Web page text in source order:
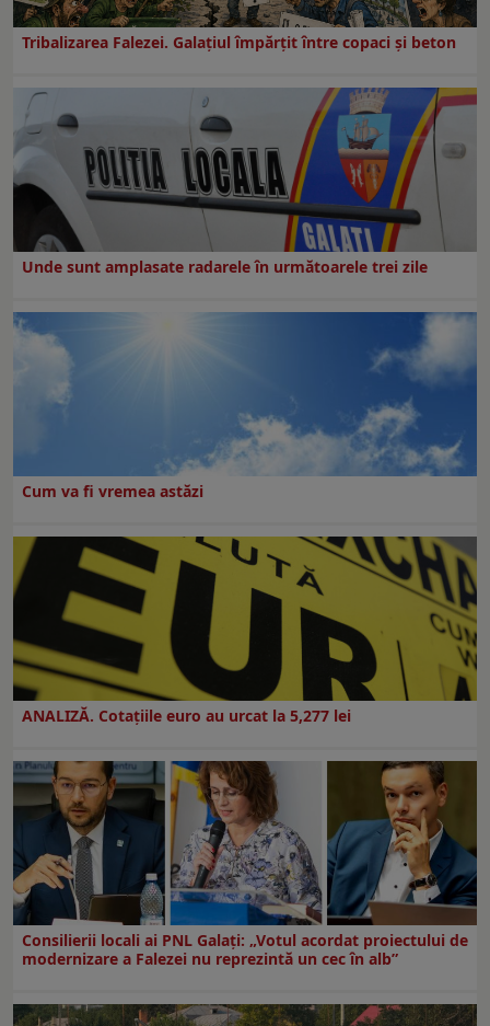
Tribalizarea Falezei. Galațiul împărțit între copaci și beton
Unde sunt amplasate radarele în următoarele trei zile
Cum va fi vremea astăzi
ANALIZĂ. Cotațiile euro au urcat la 5,277 lei
Consilierii locali ai PNL Galaţi: „Votul acordat proiectului de
modernizare a Falezei nu reprezintă un cec în alb”